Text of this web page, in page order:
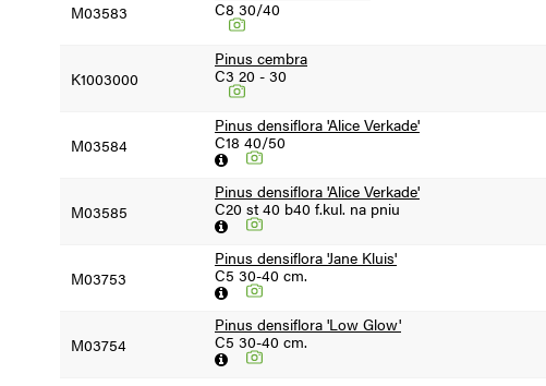
M03583
C8 30/40
K1003000
Pinus cembra
C3 20 - 30
M03584
Pinus densiflora 'Alice Verkade'
C18 40/50
M03585
Pinus densiflora 'Alice Verkade'
C20 st 40 b40 f.kul. na pniu
M03753
Pinus densiflora 'Jane Kluis'
C5 30-40 cm.
M03754
Pinus densiflora 'Low Glow'
C5 30-40 cm.